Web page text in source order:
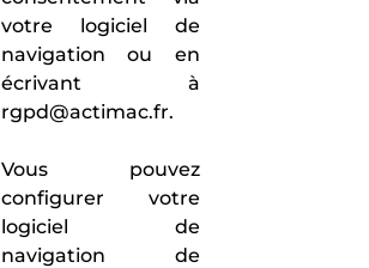
votre logiciel de
navigation ou en
écrivant à
rgpd@actimac.fr.
Vous pouvez
configurer votre
logiciel de
navigation de